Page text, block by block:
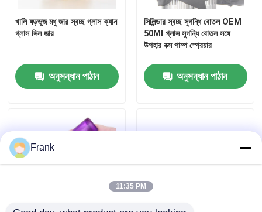
খালি ষড়ভুজ মধু জার স্বচ্ছ গ্লাস ক্যান
গ্লাস সিল জার
অনুসন্ধান পাঠান
সিলিন্ডার স্বচ্ছ সুগন্ধি বোতল OEM
50Ml গ্লাস সুগন্ধি বোতল সঙ্গে
উপহার বক্স পাম্প স্প্রেয়ার
অনুসন্ধান পাঠান
Frank
11:35 PM